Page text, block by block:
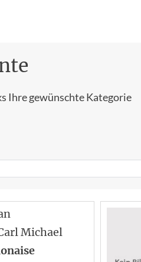
Ihre gewünschte Kategorie
Michael